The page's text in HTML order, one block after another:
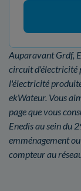
Auparavant Grdf,
circuit d'électricité
l'électricité
ekWateur. Vous
page que vous
Enedis au sein du
emménagement
compteur au